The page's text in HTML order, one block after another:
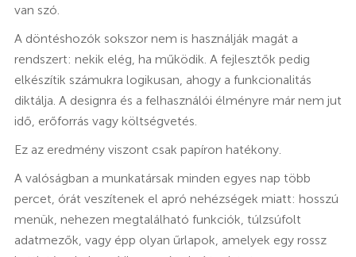
van szó.
A döntéshozók sokszor nem is használják magát a
rendszert: nekik elég, ha működik. A fejlesztők pedig
elkészítik számukra logikusan, ahogy a funkcionalitás
diktálja. A designra és a felhasználói élményre már nem jut
idő, erőforrás vagy költségvetés.
Ez az eredmény viszont csak papíron hatékony.
A valóságban a munkatársak minden egyes nap több
percet, órát veszítenek el apró nehézségek miatt: hosszú
menük, nehezen megtalálható funkciók, túlzsúfolt
adatmezők, vagy épp olyan űrlapok, amelyek egy rossz